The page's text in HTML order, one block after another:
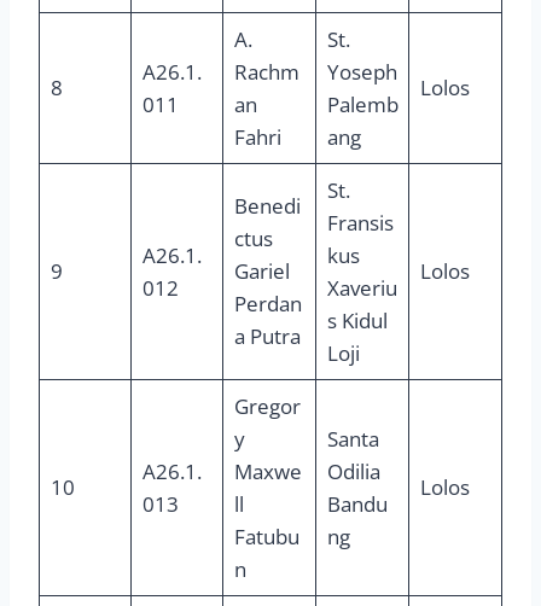
8
A26.1.
011
A.
Rachm
an
Fahri
St.
Yoseph
Palemb
ang
Lolos
9
A26.1.
012
Benedi
ctus
Gariel
Perdan
a Putra
St.
Fransis
kus
Xaveriu
s Kidul
Loji
Lolos
10
A26.1.
013
Gregor
y
Maxwe
ll
Fatubu
n
Santa
Odilia
Bandu
ng
Lolos